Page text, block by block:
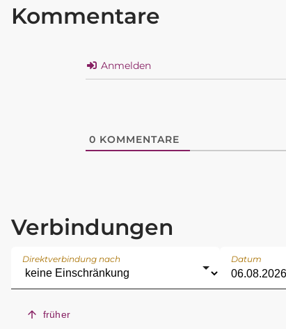
Kommentare
Anmelden
0 KOMMENTARE
Verbindungen
Direktverbindung nach Datum
früher